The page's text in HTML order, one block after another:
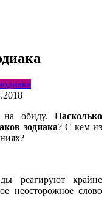
на обиду. Насколько
зодиака? С кем из
?
реагируют
крайне
неосторожное слово